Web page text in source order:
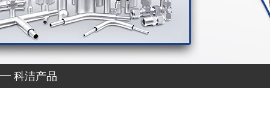
━ 科洁产品